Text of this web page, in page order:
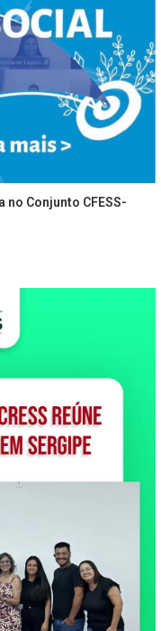
Conjunto CFESS-